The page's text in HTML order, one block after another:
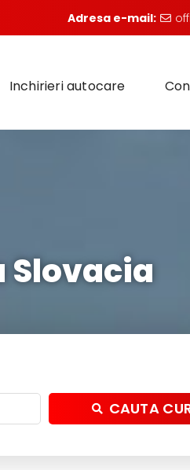
Adresa e-mail:
Inchirieri autocare
Slovacia
CAUTA